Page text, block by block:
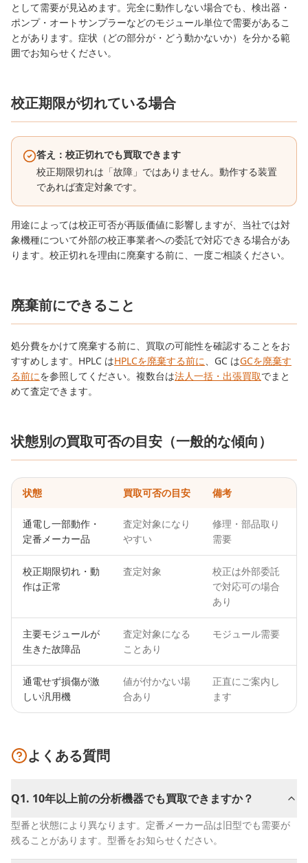
として需要が見込めます。完全に動作しない場合でも、検出器・
ポンプ・オートサンプラーなどのモジュール単位で需要があるこ
とがあります。症状（どの部分が・どう動かないか）を分かる範
囲でお知らせください。
校正期限が切れている場合
答え：校正切れでも買取できます
校正期限切れは「故障」ではありません。動作する装置
であれば査定対象です。
用途によっては校正可否が再販価値に影響しますが、当社では対
象機種について外部の校正事業者への委託で対応できる場合があ
ります。校正切れを理由に廃棄する前に、一度ご相談ください。
廃棄前にできること
処分費をかけて廃棄する前に、買取の可能性を確認することをお
すすめします。HPLC はHPLCを廃棄する前に、GC はGCを廃棄す
る前にを参照してください。複数台は法人一括・出張買取でまと
めて査定できます。
状態別の買取可否の目安（一般的な傾向）
状態 買取可否の目安 備考
通電し一部動作・
定番メーカー品
査定対象になり
やすい
修理・部品取り
需要
校正期限切れ・動
作は正常
査定対象
校正は外部委託
で対応可の場合
あり
主要モジュールが
生きた故障品
査定対象になる
ことあり
モジュール需要
通電せず損傷が激
しい汎用機
値が付かない場
合あり
正直にご案内し
ます
よくある質問
Q1. 10年以上前の分析機器でも買取できますか？
型番と状態により異なります。定番メーカー品は旧型でも需要が
残ることがあります。型番をお知らせください。